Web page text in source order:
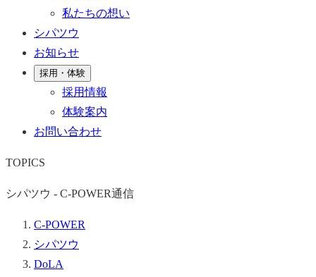
私たちの想い
シパツウ
お知らせ
採用・体験
採用情報
体験案内
お問い合わせ
TOPICS
シパツウ - C-POWER通信
C-POWER
シパツウ
DoLA